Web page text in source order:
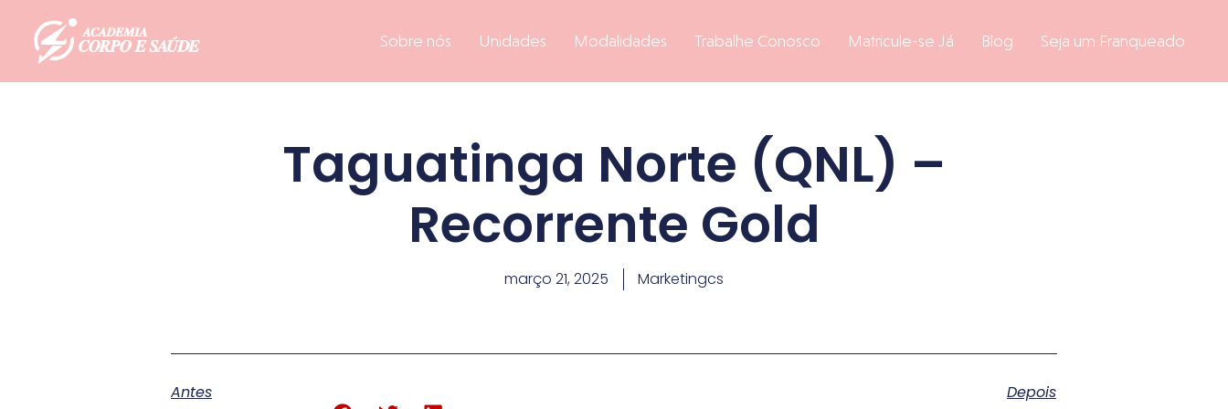
Sobre nós Unidades Modalidades Trabalhe Conosco Matricule-se Já Blog Seja um Franqueado
Taguatinga Norte (QNL) –
Recorrente Gold
março 21, 2025 Marketingcs
Antes
Depois